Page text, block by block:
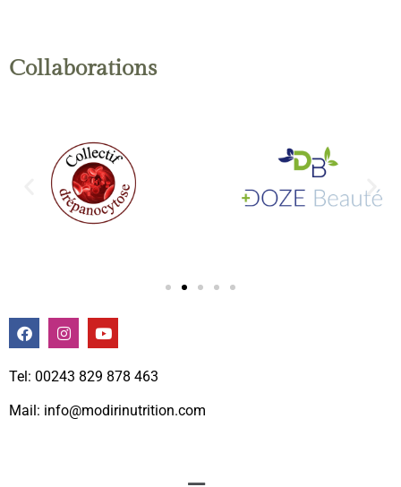
Collaborations
Tel: 00243 829 878 463
Mail: info@modirinutrition.com